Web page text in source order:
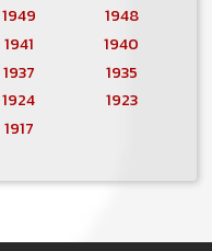
1949
1948
1941
1940
1937
1935
1924
1923
1917